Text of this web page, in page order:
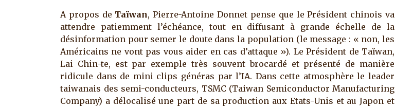
A propos de Taïwan, Pierre-Antoine Donnet pense que le Président chinois va
attendre patiemment l’échéance, tout en diffusant à grande échelle de la
désinformation pour semer le doute dans la population (le message : « non, les
Américains ne vont pas vous aider en cas d’attaque »). Le Président de Taïwan,
Lai Chin-te, est par exemple très souvent brocardé et présenté de manière
ridicule dans de mini clips généras par l’IA. Dans cette atmosphère le leader
taiwanais des semi-conducteurs, TSMC (Taiwan Semiconductor Manufacturing
Company) a délocalisé une part de sa production aux Etats-Unis et au Japon et